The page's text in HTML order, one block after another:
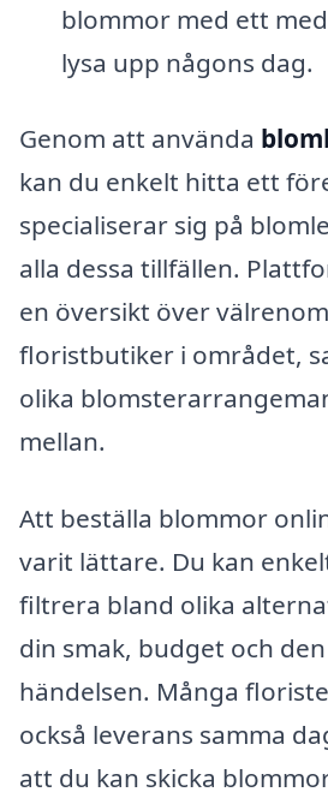
blommor med ett
lysa upp någons dag.
Genom att använda
kan du enkelt hitta ett
specialiserar sig på
alla dessa tillfällen.
en översikt över
floristbutiker i området,
olika
mellan.
Att beställa blommor
varit lättare. Du kan
filtrera bland olika
din smak, budget och
händelsen. Många
också leverans samma
att du kan skicka